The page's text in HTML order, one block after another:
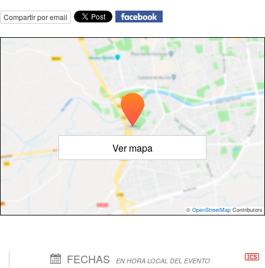
Compartir por email
Ver mapa
© OpenStreetMap Contributors
FECHAS EN HORA LOCAL DEL EVENTO